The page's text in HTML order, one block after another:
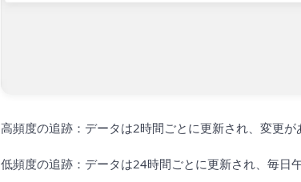
高頻度の追跡：データは2時間ごとに更新され、変更が
低頻度の追跡：データは24時間ごとに更新され、毎日